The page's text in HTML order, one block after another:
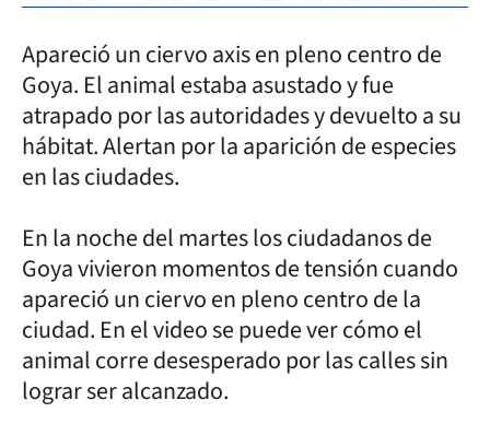
Apareció un ciervo axis en pleno centro de
Goya. El animal estaba asustado y fue
atrapado por las autoridades y devuelto a su
hábitat. Alertan por la aparición de especies
en las ciudades.
En la noche del martes los ciudadanos de
Goya vivieron momentos de tensión cuando
apareció un ciervo en pleno centro de la
ciudad. En el video se puede ver cómo el
animal corre desesperado por las calles sin
lograr ser alcanzado.